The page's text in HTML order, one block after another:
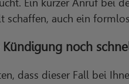
Ein kurzer Anruf bei
schaffen, auch ein
noch
dass dieser Fall bei